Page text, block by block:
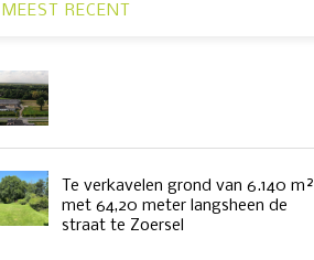
MEEST RECENT
Te verkavelen grond van 6.140 m²
met 64,20 meter langsheen de
straat te Zoersel